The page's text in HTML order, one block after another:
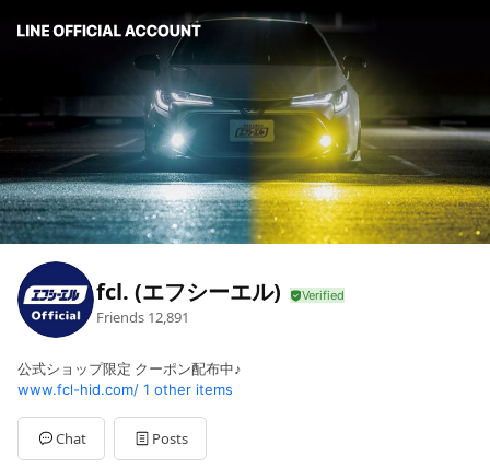
fcl. (エフシーエル)
Friends 12,891
公式ショップ限定 クーポン配布中♪
www.fcl-hid.com/ 1 other items
Chat Posts